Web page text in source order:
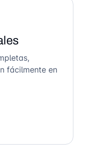
fácilmente en